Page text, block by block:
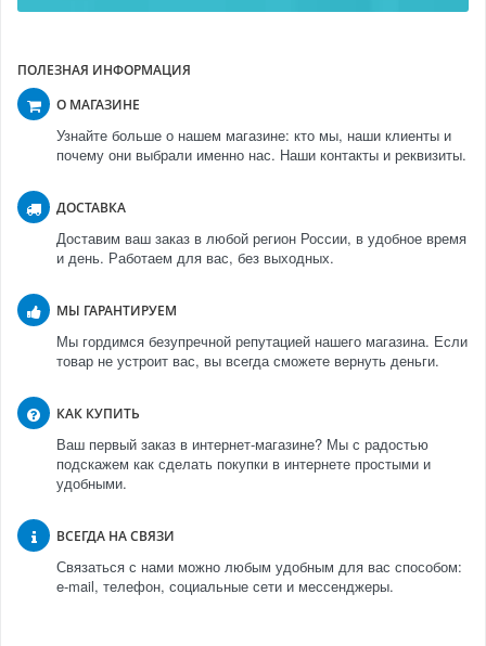
ПОЛЕЗНАЯ ИНФОРМАЦИЯ
О МАГАЗИНЕ
Узнайте больше о нашем магазине: кто мы, наши клиенты и
почему они выбрали именно нас. Наши контакты и реквизиты.
ДОСТАВКА
Доставим ваш заказ в любой регион России, в удобное время
и день. Работаем для вас, без выходных.
МЫ ГАРАНТИРУЕМ
Мы гордимся безупречной репутацией нашего магазина. Если
товар не устроит вас, вы всегда сможете вернуть деньги.
КАК КУПИТЬ
Ваш первый заказ в интернет-магазине? Мы с радостью
подскажем как сделать покупки в интернете простыми и
удобными.
ВСЕГДА НА СВЯЗИ
Связаться с нами можно любым удобным для вас способом:
e-mail, телефон, социальные сети и мессенджеры.